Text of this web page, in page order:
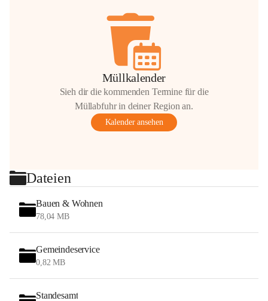
Müllkalender
Sieh dir die kommenden Termine für die
Müllabfuhr in deiner Region an.
Kalender ansehen
Dateien
Bauen & Wohnen
78,04 MB
Gemeindeservice
0,82 MB
Standesamt